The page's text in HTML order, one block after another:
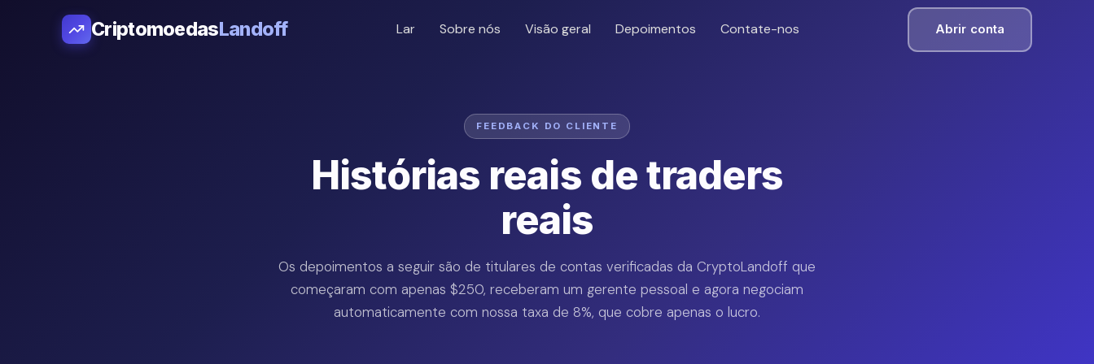
CriptomoedasLandoff Lar Sobre nós Visão geral Depoimentos Contate-nos Abrir conta
FEEDBACK DO CLIENTE
Histórias reais de traders
reais
Os depoimentos a seguir são de titulares de contas verificadas da CryptoLandoff que
começaram com apenas $250, receberam um gerente pessoal e agora negociam
automaticamente com nossa taxa de 8%, que cobre apenas o lucro.